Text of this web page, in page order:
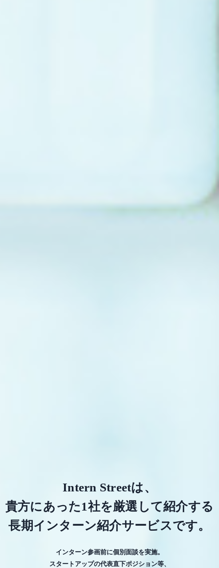
Intern Streetは、
貴方にあった1社を厳選して紹介する
長期インターン紹介サービスです。
インターン参画前に個別面談を実施。
スタートアップの代表直下ポジション等、